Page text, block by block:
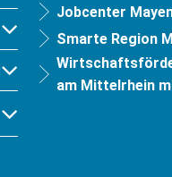
Jobcenter
Smarte Region
am Mittelrhein